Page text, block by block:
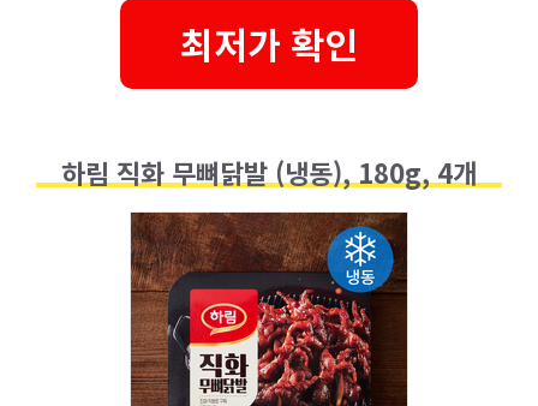
최저가 확인
하림 직화 무뼈닭발 (냉동), 180g, 4개